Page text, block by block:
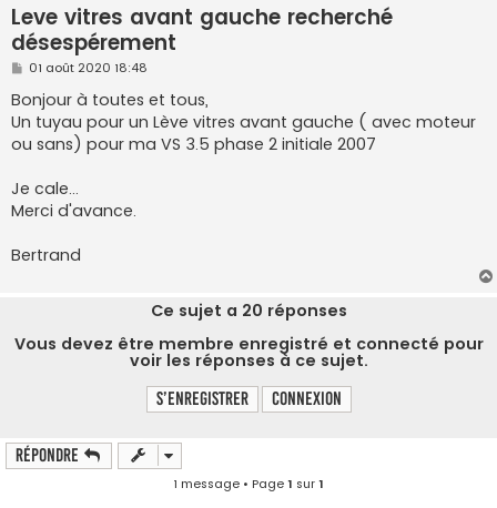
Leve vitres avant gauche recherché
désespérement
M
s
s
a
g
e
01 août 2020 18:48
Bonjour à toutes et tous,
Un tuyau pour un Lève vitres avant gauche ( avec moteur
ou sans) pour ma VS 3.5 phase 2 initiale 2007
Je cale...
Merci d'avance.
Bertrand
Ce sujet a 20 réponses
Vous devez être membre enregistré et connecté pour
voir les réponses à ce sujet.
S’enregistrer Connexion
Répondre
1 message • Page1 sur1